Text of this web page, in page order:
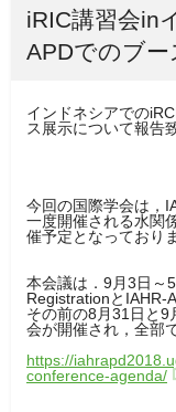
iRIC講習会in
APDでのブ
インドネシアでの
ス展示について報告
今回の国際学会は，
一度開催される水関
催予定となっており
本会議は．9月3日～
RegistrationとIAHR-
その前の8月31日と9
会が開催され，全部
https://
conference-agenda/